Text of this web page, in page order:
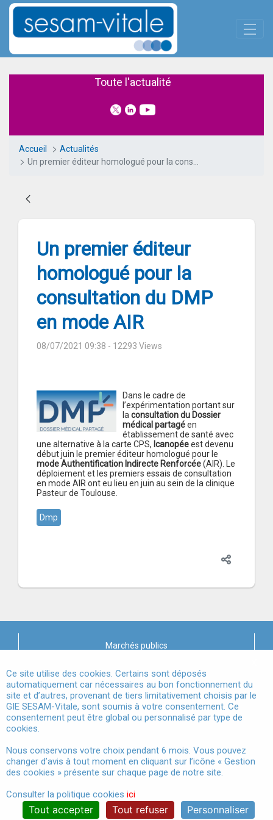
Skip to Main Content
Un premier éditeur
Toute l'actualité
Accueil
Actualités
Un premier éditeur homologué pour la consultation du DMP en mode AIR
Un premier éditeur
homologué pour la
consultation du DMP
en mode AIR
08/07/2021 09:38 - 12293 Views
Dans le cadre de
l’expérimentation portant sur
laconsultation du Dossier
médical partagéen
établissement de santé avec
une alternative à la carte CPS, Icanopéeest devenu
début juin le premier éditeur homologué pour le
mode Authentification Indirecte Renforcée(AIR). Le
déploiement et les premiers essais de consultation
en mode AIR ont eu lieu en juin au sein de la clinique
Pasteur de Toulouse.
Dmp
Marchés publics
Mentions légales
Conditions Générales d'Utilisation
Données à Caractère Personnel
Accessibilité
Gestion des cookies
Panneau de gestion des cookies
Ce site utilise des cookies. Certains sont déposés
automatiquement car nécessaires au bon fonctionnement du
site et d’autres, provenant de tiers limitativement choisis par le
GIE SESAM-Vitale, sont soumis à votre consentement. Ce
consentement peut être global ou personnalisé par type de
cookies.
Nous conservons votre choix pendant 6 mois. Vous pouvez
changer d’avis à tout moment en cliquant sur l’icône « Gestion
des cookies » présente sur chaque page de notre site.
Consulter la politique cookies ici
Tout accepter Tout refuser Personnaliser